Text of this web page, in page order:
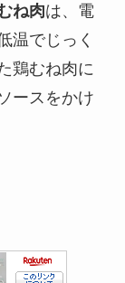
ね肉は、電
温でじっく
鶏むね肉に
ースをかけ